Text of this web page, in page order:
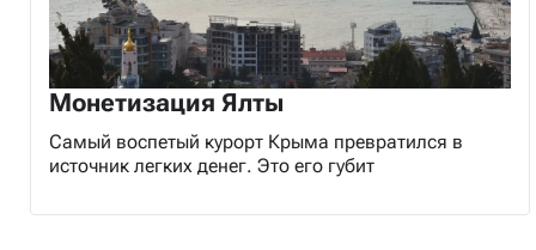
Монетизация Ялты
Самый воспетый курорт Крыма превратился в
источник легких денег. Это его губит